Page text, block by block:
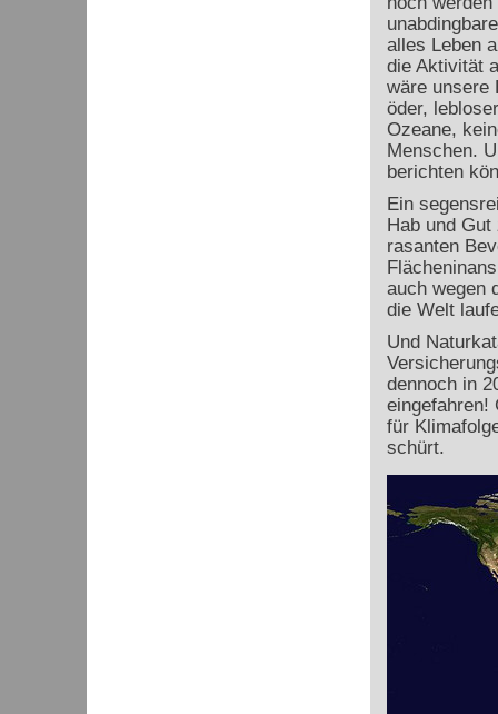
alles Leben
die Aktivität
wäre unsere
öder,
Ozeane,
Menschen.
berichten
Ein
Hab und
rasanten
auch wegen
die Welt
Und
dennoch in
eingefahren!
für
schürt.